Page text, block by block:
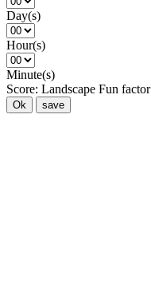
Day(s)
Hour(s)
Minute(s)
Score: Landscape Fun factor
Ok save